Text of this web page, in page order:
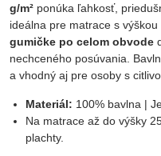
g/m² ponúka ľahkosť,
ideálna pre matrace s výškou
gumičke po celom obvode
nechceného posúvania.
a vhodný aj pre osoby s
Materiál: 100% bavlna |
Na matrace až do výšky
plachty.